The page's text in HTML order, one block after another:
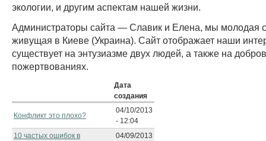
экологии, и другим аспектам нашей жизни.
Администраторы сайта — Славик и Елена, мы молодая
живущая в Киеве (Украина). Сайт отображает наши
существует на энтузиазме двух людей, а также на
пожертвованиях.
Дата
создания
Конфликт это плохо?
04/10/2013
- 12:04
10 частых ошибок в
04/09/2013